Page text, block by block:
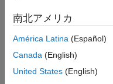
の変換
自動リフロー動作の削除
参考
南北アメリカ
América Latina (Español)
Canada (English)
United States (English)